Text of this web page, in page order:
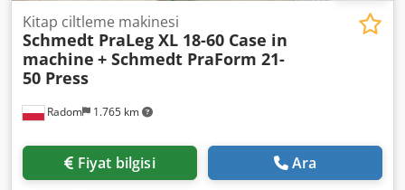
Radom 1.765 km
Kitap ciltleme makinesi
Schmedt PraLeg XL 18-60 Case in
machine + Schmedt PraForm 21-
50 Press
Fiyat bilgisi Ara